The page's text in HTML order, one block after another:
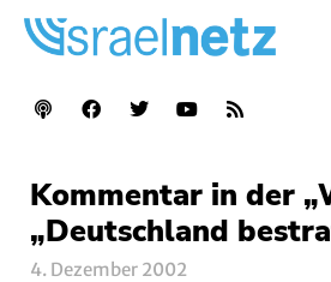
Kommentar in der
„Deutschland
4. Dezember 2002